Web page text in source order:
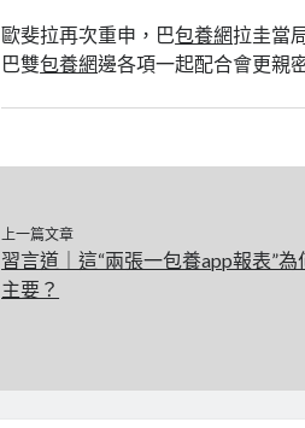
歐斐拉再次重申，巴包養網拉圭當
巴雙包養網邊各項一起配合會更親
上一篇文章
習言道｜這“兩張一包養app報表”為
主要？